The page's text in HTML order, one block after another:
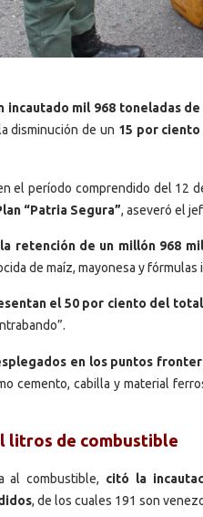
incautado mil 968 toneladas
disminución de un 15 por
el período comprendido del 12
“Patria Segura”, aseveró el
retención de un millón 968
de maíz, mayonesa y
el 50 por ciento del
en los puntos
cemento, cabilla y material
litros de combustible
al combustible, citó la
, de los cuales 191 son